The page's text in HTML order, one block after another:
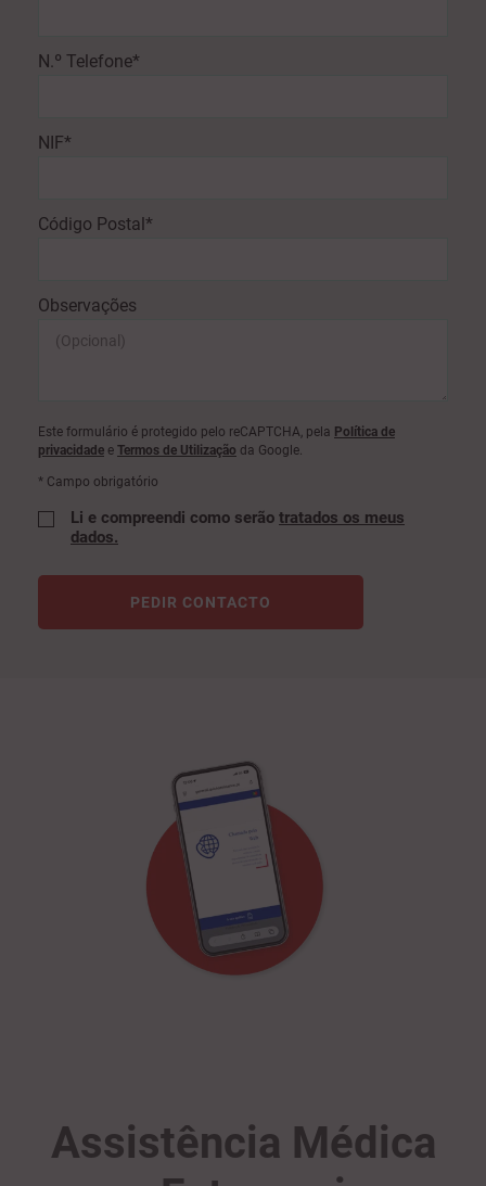
N.º Telefone*
NIF*
Código Postal*
Observações
Este formulário é protegido pelo reCAPTCHA, pela Política de
privacidade e Termos de Utilização da Google.
* Campo obrigatório
Li e compreendi como serão tratados os meus
dados.
PEDIR CONTACTO
Assistência Médica